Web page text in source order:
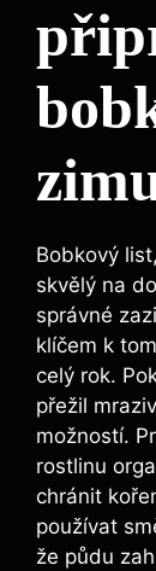
Bobkový
skvělý⁣ na
správné
klíčem ‌k
celý rok.
přežil
možností.
rostlinu
chránit
používat
že půdu